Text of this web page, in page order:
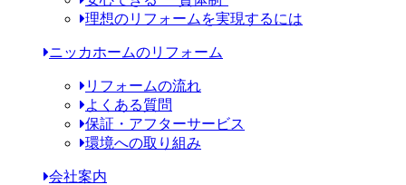
理想のリフォームを実現するには
ニッカホームのリフォーム
リフォームの流れ
よくある質問
保証・アフターサービス
環境への取り組み
会社案内